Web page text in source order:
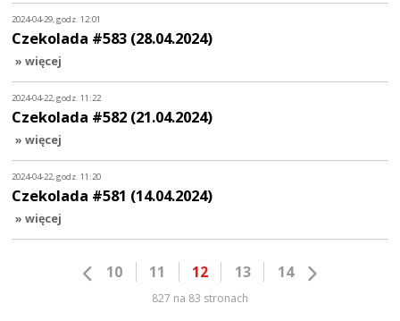
2024-04-29, godz. 12:01
Czekolada #583 (28.04.2024)
» więcej
2024-04-22, godz. 11:22
Czekolada #582 (21.04.2024)
» więcej
2024-04-22, godz. 11:20
Czekolada #581 (14.04.2024)
» więcej
10 11 12 13 14
827 na 83 stronach